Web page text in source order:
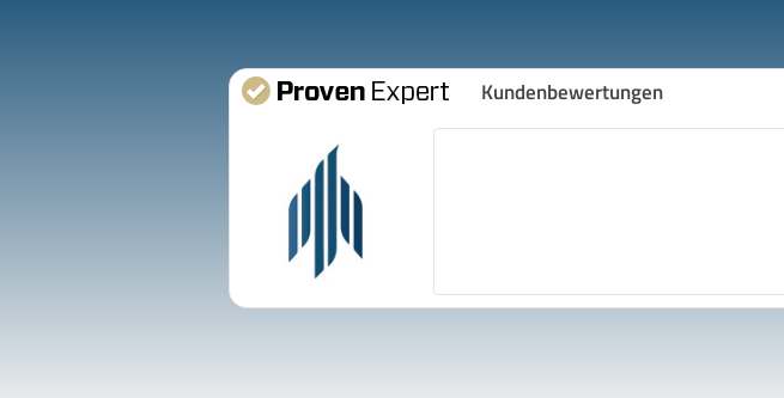
Kundenbewertungen